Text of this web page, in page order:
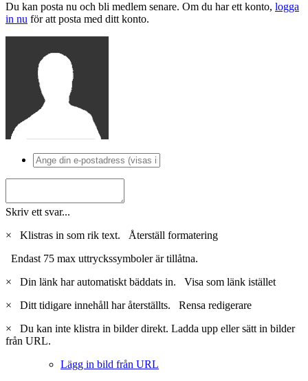
Du kan posta nu och bli medlem senare. Om du har ett konto, logga
in nu för att posta med ditt konto.
Skriv ett svar...
×
Klistras in som rik text. Återställ formatering
Endast 75 max uttryckssymboler är tillåtna.
×
Din länk har automatiskt bäddats in. Visa som länk istället
×
Ditt tidigare innehåll har återställts. Rensa redigerare
×
Du kan inte klistra in bilder direkt. Ladda upp eller sätt in bilder
från URL.
Lägg in bild från URL